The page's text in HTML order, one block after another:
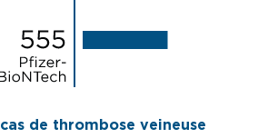
cas de thrombose veineuse